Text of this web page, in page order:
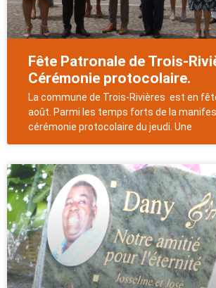
Fête Patronale de Trois-
Cérémonie protocolaire.
La commune de Trois-Rivières est en
août. Parmi les temps forts de la
cérémonie protocolaire du jeudi. Une